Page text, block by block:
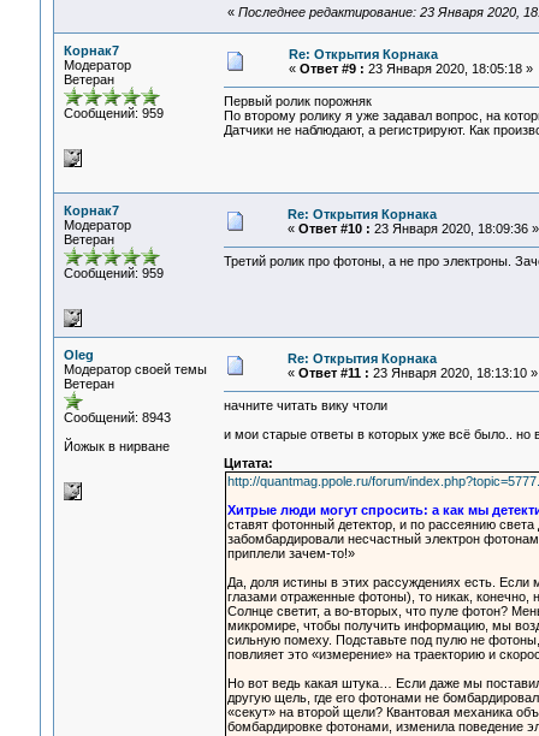
« Последнее редактирование: 23 Января 2020,
Корнак7
Модератор
Ветеран
Сообщений: 959
Re: Открытия Корнака
« Ответ #9 : 23 Января 2020, 18:05:18 »
Первый ролик порожняк
По второму ролику я уже задавал вопрос, на
Датчики не наблюдают, а регистрируют. Как
Корнак7
Модератор
Ветеран
Сообщений: 959
Re: Открытия Корнака
« Ответ #10 : 23 Января 2020, 18:09:36 »
Третий ролик про фотоны, а не про электроны.
Oleg
Модератор своей темы
Ветеран
Сообщений: 8943
Йожык в нирване
Re: Открытия Корнака
« Ответ #11 : 23 Января 2020, 18:13:10 »
начните читать вику чтоли
и мои старые ответы в которых уже всё было.. но
Цитата:
http://quantmag.ppole.ru/forum/
Хитрые люди могут спросить: а как мы
ставят фотонный детектор, и по рассеянию
забомбардировали несчастный электрон
приплели зачем-то!»
Да, доля истины в этих рассуждениях есть.
глазами отраженные фотоны), то никак,
Солнце светит, а во-вторых, что пуле фотон?
микромире, чтобы получить информацию, мы
сильную помеху. Подставьте под пулю не
повлияет это «измерение» на траекторию и
Но вот ведь какая штука… Если даже мы
другую щель, где его фотонами не
«секут» на второй щели? Квантовая механика
бомбардировке фотонами, изменила поведение